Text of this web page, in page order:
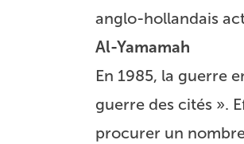
anglo-hollandais
Al-Yamamah
En 1985, la guerre
guerre des cités ».
procurer un